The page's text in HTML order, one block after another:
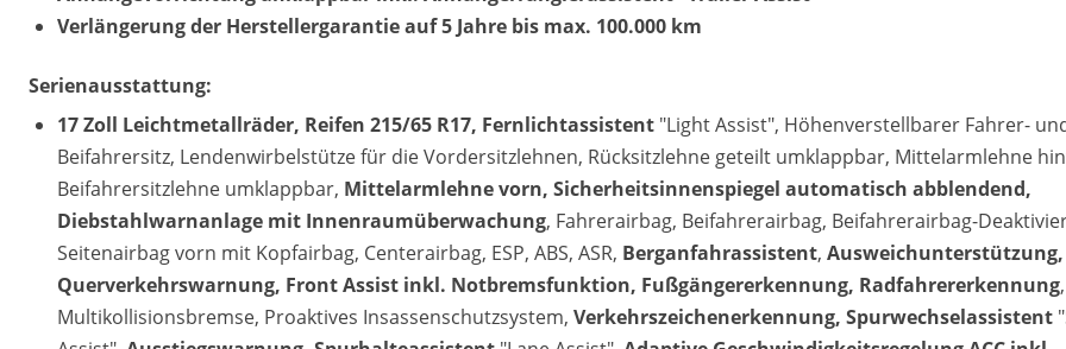
E-Mail
m.voit@automobile-
Termin buchen
Verlängerung der Herstellergarantie auf 5 Jahre bis max. 100.000 km
Serienausstattung:
17 Zoll Leichtmetallräder, Reifen 215/65 R17, Fernlichtassistent "Light Assist", Höhenverstellbarer Fahrer-
Beifahrersitz, Lendenwirbelstütze für die Vordersitzlehnen, Rücksitzlehne geteilt umklappbar, Mittelarmlehne
Beifahrersitzlehne umklappbar, Mittelarmlehne vorn, Sicherheitsinnenspiegel automatisch abblendend,
Diebstahlwarnanlage mit Innenraumüberwachung, Fahrerairbag, Beifahrerairbag, Beifahrerairbag-
Seitenairbag vorn mit Kopfairbag, Centerairbag, ESP, ABS, ASR, Berganfahrassistent, Ausweichunterstützung,
Querverkehrswarnung, Front Assist inkl. Notbremsfunktion, Fußgängererkennung, Radfahrererkennung,
Multikollisionsbremse, Proaktives Insassenschutzsystem, Verkehrszeichenerkennung, Spurwechselassistent